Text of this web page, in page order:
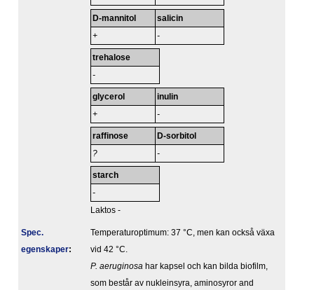
D-mannitol
+
salicin
-
trehalose
-
glycerol
+
inulin
-
raffinose
?
D-sorbitol
-
starch
-
Laktos -
Spec.
egenskaper:
Temperaturoptimum: 37 °C, men kan också växa
vid 42 °C.
P. aeruginosa har kapsel och kan bilda biofilm,
som består av nukleinsyra, aminosyror and